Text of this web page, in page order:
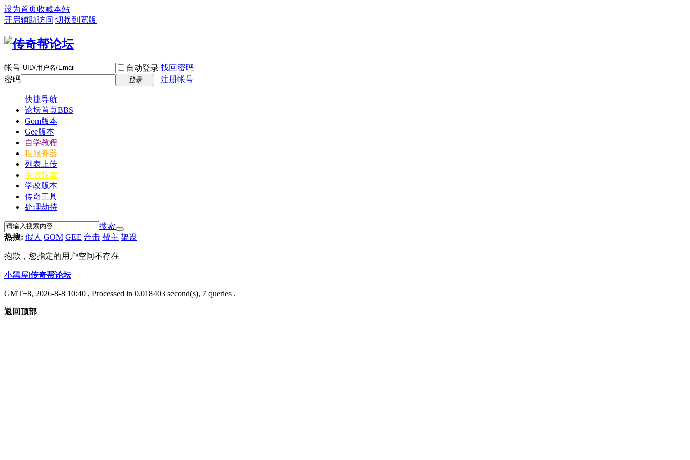
设为首页收藏本站
开启辅助访问 切换到宽版
帐号 自动登录 找回密码
密码
登录 注册帐号
快捷导航
论坛首页BBS
Gom版本
Gee版本
自学教程
租服务器
列表上传
手游版本
学改版本
传奇工具
处理劫持
搜索
热搜: 假人 GOM GEE 合击 帮主 架设
抱歉，您指定的用户空间不存在
小黑屋|传奇帮论坛
GMT+8, 2026-8-8 10:40 , Processed in 0.018403 second(s), 7 queries .
返回顶部